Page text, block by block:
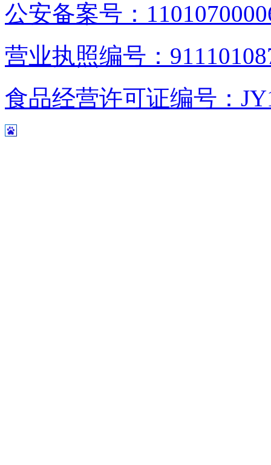
公安备案号：
营业执照编号：
食品经营许可证编号：